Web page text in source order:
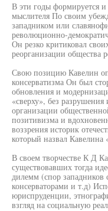
В эти годы формируется
мыслителя По своим
западником или
революционно-
Он резко критиковал
реорганизации
Свою позицию Кавелин
консерватизма Он был
обновления и
«сверху», без
организации
позитивизма и
воззрения историк
который назвал Кавелина
В своем творчестве К Д
существовавших тогда
дилемм (спор западников
консерваторами и т.д)
юриспруденции,
взгляд на социальную